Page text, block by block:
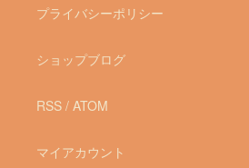
プライバシーポリシー
ショップブログ
RSS / ATOM
マイアカウント